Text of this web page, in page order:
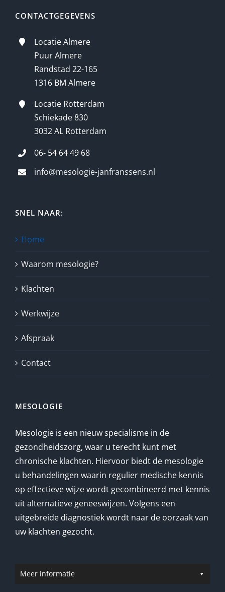
CONTACTGEGEVENS
Locatie Almere
Puur Almere
Randstad 22-165
1316 BM Almere
Locatie Rotterdam
Schiekade 830
3032 AL Rotterdam
06- 54 64 49 68
info@mesologie-janfranssens.nl
SNEL NAAR:
Home
Waarom mesologie?
Klachten
Werkwijze
Afspraak
Contact
MESOLOGIE
Mesologie is een nieuw specialisme in de
gezondheidszorg, waar u terecht kunt met
chronische klachten. Hiervoor biedt de mesologie
u behandelingen waarin regulier medische kennis
op effectieve wijze wordt gecombineerd met kennis
uit alternatieve geneeswijzen. Volgens een
uitgebreide diagnostiek wordt naar de oorzaak van
uw klachten gezocht.
Meer informatie